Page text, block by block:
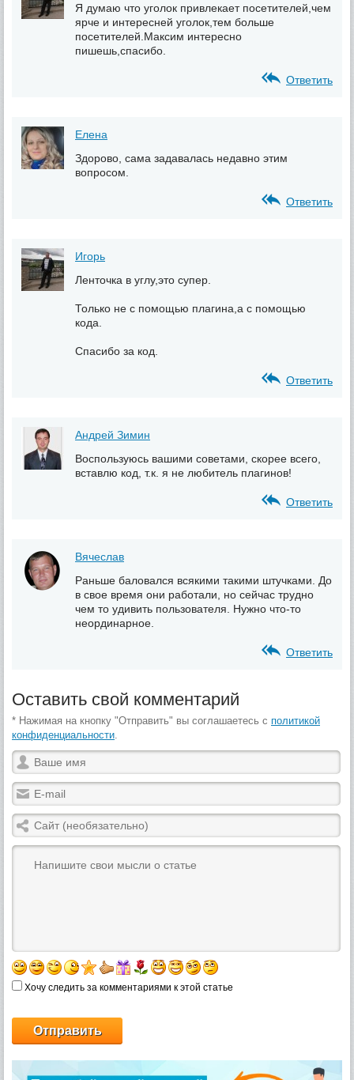
Я думаю что уголок привлекает посетителей,чем
ярче и интересней уголок,тем больше
посетителей.Максим интересно
пишешь,спасибо.
Ответить
Елена
Здорово, сама задавалась недавно этим
вопросом.
Ответить
Игорь
Ленточка в углу,это супер.
Только не с помощью плагина,а с помощью
кода.
Спасибо за код.
Ответить
Андрей Зимин
Воспользуюсь вашими советами, скорее всего,
вставлю код, т.к. я не любитель плагинов!
Ответить
Вячеслав
Раньше баловался всякими такими штучками. До
в свое время они работали, но сейчас трудно
чем то удивить пользователя. Нужно что-то
неординарное.
Ответить
Оставить свой комментарий
* Нажимая на кнопку "Отправить" вы соглашаетесь с политикой
конфиденциальности
Хочу следить за комментариями к этой статье